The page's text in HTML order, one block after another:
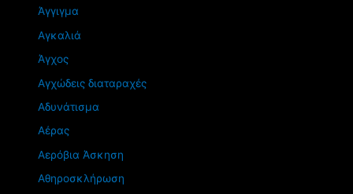
Άγγιγμα
Αγκαλιά
Άγχος
Αγχώδεις διαταραχές
Αδυνάτισμα
Αέρας
Αερόβια Άσκηση
Αθηροσκλήρωση